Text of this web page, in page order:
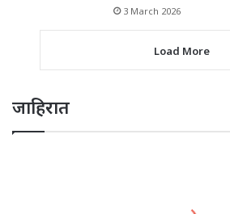
3 March 2026
Load More
जाहिरात